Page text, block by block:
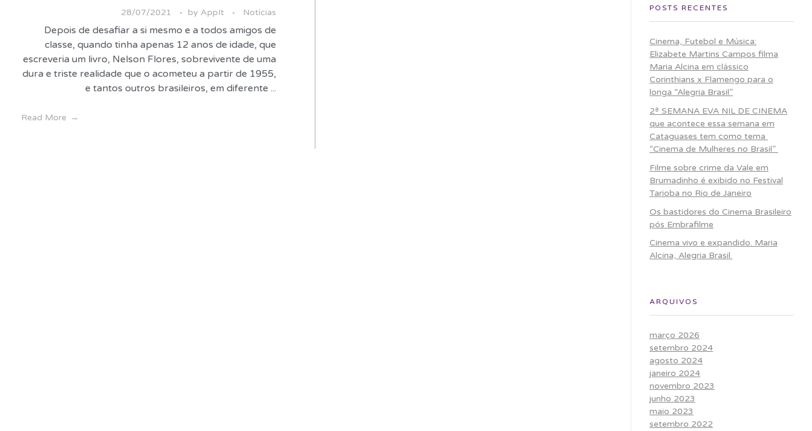
28/07/2021 by AppIt Notícias
Depois de desafiar a si mesmo e a todos amigos de
classe, quando tinha apenas 12 anos de idade, que
escreveria um livro, Nelson Flores, sobrevivente de uma
dura e triste realidade que o acometeu a partir de 1955,
e tantos outros brasileiros, em diferente ...
Read More
POSTS RECENTES
Cinema, Futebol e Música:
Elizabete Martins Campos filma
Maria Alcina em clássico
Corinthians x Flamengo para o
longa “Alegria Brasil”
2ª SEMANA EVA NIL DE CINEMA
que acontece essa semana em
Cataguases tem como tema
“Cinema de Mulheres no Brasil”
Filme sobre crime da Vale em
Brumadinho é exibido no Festival
Tarioba no Rio de Janeiro
Os bastidores do Cinema Brasileiro
pós Embrafilme
Cinema vivo e expandido. Maria
Alcina, Alegria Brasil.
ARQUIVOS
março 2026
setembro 2024
agosto 2024
janeiro 2024
novembro 2023
junho 2023
maio 2023
setembro 2022